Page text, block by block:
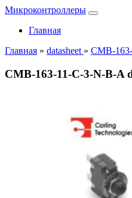
Микроконтроллеры
Главная
Главная » datasheet » CMB-
CMB-163-11-C-3-N-B-A